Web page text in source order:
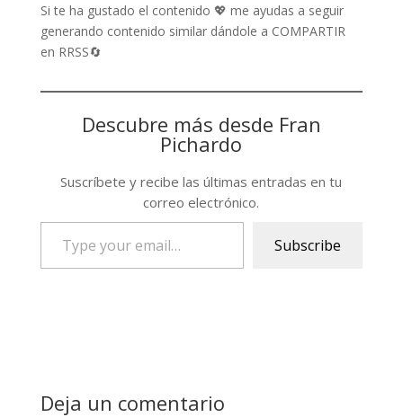
Si te ha gustado el contenido 💖 me ayudas a seguir
generando contenido similar dándole a COMPARTIR
en RRSS🔄
Descubre más desde Fran
Pichardo
Suscríbete y recibe las últimas entradas en tu
correo electrónico.
email…
Subscribe
Deja un comentario